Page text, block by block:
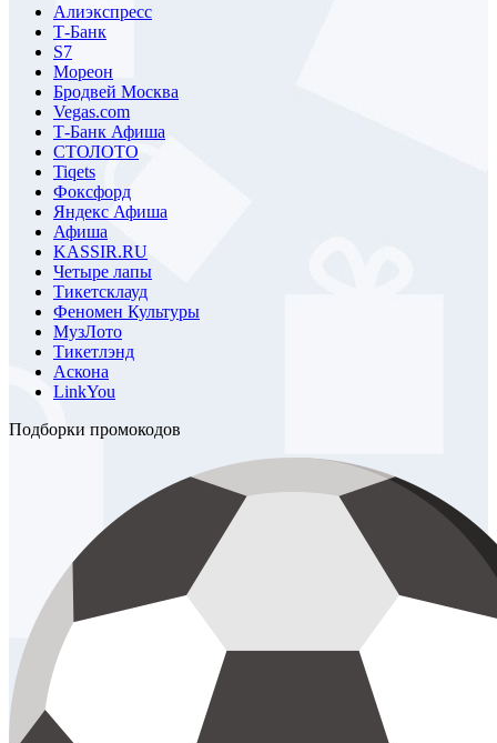
Алиэкспресс
Т-Банк
S7
Мореон
Бродвей Москва
Vegas.com
Т-Банк Афиша
СТОЛОТО
Tiqets
Фоксфорд
Яндекс Афиша
Афиша
KASSIR.RU
Четыре лапы
Тикетсклауд
Феномен Культуры
МузЛото
Тикетлэнд
Аскона
LinkYou
Подборки промокодов